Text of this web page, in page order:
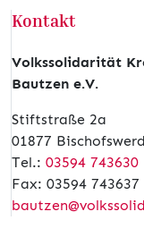
Kontakt
Volkssolidarität
Bautzen e.V.
Stiftstraße 2a
01877
Tel.: 03594 743630
Fax: 03594 743637